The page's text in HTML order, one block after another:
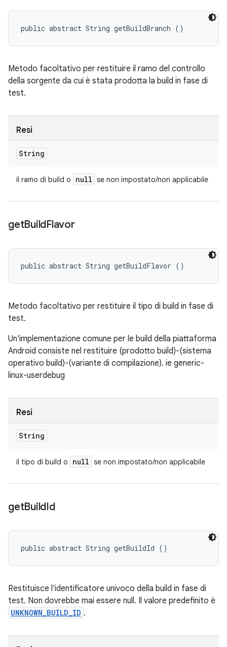
public abstract String getBuildBranch ()
Metodo facoltativo per restituire il ramo del controllo
della sorgente da cui è stata prodotta la build in fase di
test.
Resi
String
il ramo di build o null se non impostato/non applicabile
getBuildFlavor
public abstract String getBuildFlavor ()
Metodo facoltativo per restituire il tipo di build in fase di
test.
Un'implementazione comune per le build della piattaforma
Android consiste nel restituire (prodotto build)-(sistema
operativo build)-(variante di compilazione). ie generic-
linux-userdebug
Resi
String
il tipo di build o null se non impostato/non applicabile
getBuildId
public abstract String getBuildId ()
Restituisce l'identificatore univoco della build in fase di
test. Non dovrebbe mai essere null. Il valore predefinito è
UNKNOWN_BUILD_ID .